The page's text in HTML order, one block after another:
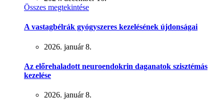
Összes megtekintése
A vastagbélrák gyógyszeres kezelésének újdonságai
2026. január 8.
Az előrehaladott neuroendokrin daganatok szisztémás
kezelése
2026. január 8.